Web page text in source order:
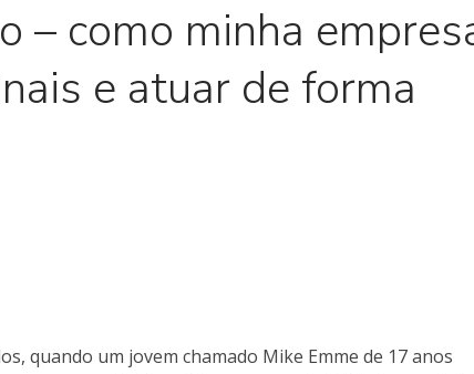
– como minha
e atuar de forma
quando um jovem chamado Mike Emme de 17 anos